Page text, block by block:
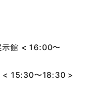
館 < 16:00〜
15:30〜18:30 >